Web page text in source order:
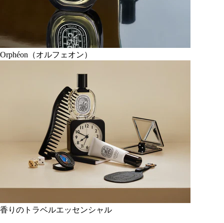
Orphéon（オルフェオン）
香りのトラベルエッセンシャル